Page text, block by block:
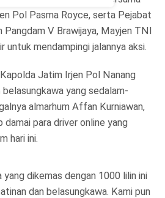
Pol Pasma Royce, serta Pejabat
V Brawijaya, Mayjen TNI
untuk mendampingi jalannya aksi.
Jatim Irjen Pol Nanang
yang sedalam-
almarhum Affan Kurniawan,
damai para driver online yang
hari ini.
dikemas dengan 1000 lilin ini
dan belasungkawa. Kami pun